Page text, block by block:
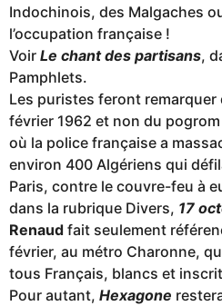
Indochinois, des Malgaches
l’occupation française !
Voir Le chant des partisans,
Pamphlets.
Les puristes feront remarquer
février 1962 et non du
où la police française a
environ 400 Algériens qui
Paris, contre le couvre-feu à
dans la rubrique Divers, 17
Renaud fait seulement
février, au métro Charonne,
tous Français, blancs et
Pour autant, Hexagone